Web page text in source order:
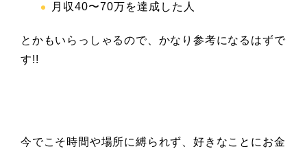
月収40〜70万を達成した人
とかもいらっしゃるので、かなり参考になるはずで
す!!
今でこそ時間や場所に縛られず、好きなことにお金